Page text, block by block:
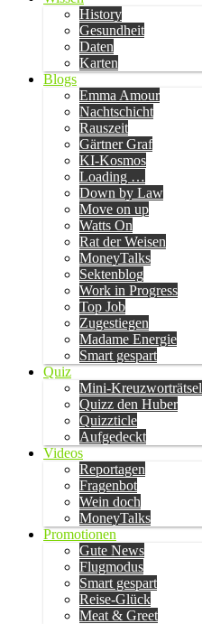
History
Gesundheit
Daten
Karten
Blogs
Emma Amour
Nachtschicht
Rauszeit
Gärtner Graf
KI-Kosmos
Loading …
Down by Law
Move on up
Watts On
Rat der Weisen
MoneyTalks
Sektenblog
Work in Progress
Top Job
Zugestiegen
Madame Energie
Smart gespart
Quiz
Mini-Kreuzworträtsel
Quizz den Huber
Quizzticle
Aufgedeckt
Videos
Reportagen
Fragenbot
Wein doch
MoneyTalks
Promotionen
Gute News
Flugmodus
Smart gespart
Reise-Glück
Meat & Greet